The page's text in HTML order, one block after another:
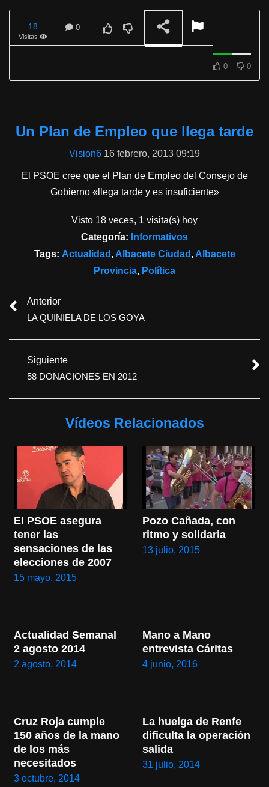
18
Visitas
0
0 0
Un Plan de Empleo que llega tarde
Vision6 16 febrero, 2013 09:19
El PSOE cree que el Plan de Empleo del Consejo de
Gobierno «llega tarde y es insuficiente»
Visto 18 veces, 1 visita(s) hoy
Categoría: Informativos
Tags: Actualidad , Albacete Ciudad , Albacete
Provincia, Política
Anterior
LA QUINIELA DE LOS GOYA
Siguiente
58 DONACIONES EN 2012
Vídeos Relacionados
El PSOE asegura
tener las
sensaciones de las
elecciones de 2007
15 mayo, 2015
Pozo Cañada, con
ritmo y solidaria
13 julio, 2015
Actualidad Semanal
2 agosto 2014
2 agosto, 2014
Mano a Mano
entrevista Cáritas
4 junio, 2016
Cruz Roja cumple
150 años de la mano
de los más
necesitados
3 octubre, 2014
La huelga de Renfe
dificulta la operación
salida
31 julio, 2014